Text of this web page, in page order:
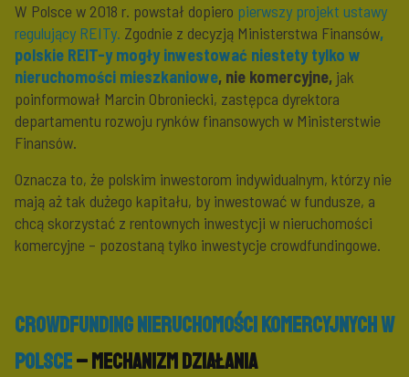
W Polsce w 2018 r. powstał dopiero pierwszy projekt ustawy
regulujący REITy. Zgodnie z decyzją Ministerstwa Finansów,
polskie REIT-y mogły inwestować niestety tylko w
nieruchomości mieszkaniowe, nie komercyjne, jak
poinformował Marcin Obroniecki, zastępca dyrektora
departamentu rozwoju rynków finansowych w Ministerstwie
Finansów.
Oznacza to, że polskim inwestorom indywidualnym, którzy nie
mają aż tak dużego kapitału, by inwestować w fundusze, a
chcą skorzystać z rentownych inwestycji w nieruchomości
komercyjne – pozostaną tylko inwestycje crowdfundingowe.
Crowdfunding nieruchomości komercyjnych w
Polsce– mechanizm działania